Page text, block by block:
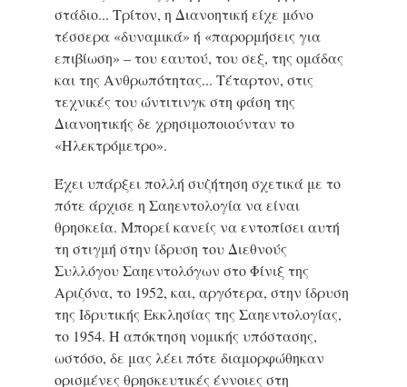
στάδιο... Τρίτον, η Διανοητική είχε μόνο
τέσσερα «δυναμικά» ή «παρορμήσεις για
επιβίωση» – του εαυτού, του σεξ, της ομάδας
και της Ανθρωπότητας... Τέταρτον, στις
τεχνικές του ώντιτινγκ στη φάση της
Διανοητικής δε χρησιμοποιούνταν το
«Ηλεκτρόμετρο».
Έχει υπάρξει πολλή συζήτηση σχετικά με το
πότε άρχισε η Σαηεντολογία να είναι
θρησκεία. Μπορεί κανείς να εντοπίσει αυτή
τη στιγμή στην ίδρυση του Διεθνούς
Συλλόγου Σαηεντολόγων στο Φίνιξ της
Αριζόνα, το 1952, και, αργότερα, στην ίδρυση
της Ιδρυτικής Εκκλησίας της Σαηεντολογίας,
το 1954. Η απόκτηση νομικής υπόστασης,
ωστόσο, δε μας λέει πότε διαμορφώθηκαν
ορισμένες θρησκευτικές έννοιες στη